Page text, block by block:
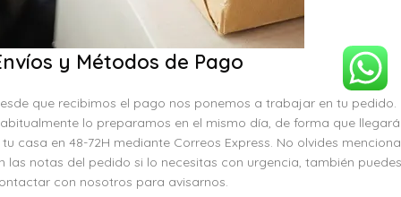
y Métodos de Pago
que recibimos el pago nos ponemos a trabajar en tu pedido.
lo preparamos en el mismo día, de forma que llegará
casa en 48-72H mediante Correos Express. No olvides
las notas del pedido si lo necesitas con urgencia, también puedes
con nosotros para avisarnos.